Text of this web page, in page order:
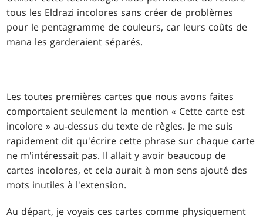
tous les Eldrazi incolores sans créer de problèmes
pour le pentagramme de couleurs, car leurs coûts de
mana les garderaient séparés.
Les toutes premières cartes que nous avons faites
comportaient seulement la mention « Cette carte est
incolore » au-dessus du texte de règles. Je me suis
rapidement dit qu'écrire cette phrase sur chaque carte
ne m'intéressait pas. Il allait y avoir beaucoup de
cartes incolores, et cela aurait à mon sens ajouté des
mots inutiles à l'extension.
Au départ, je voyais ces cartes comme physiquement